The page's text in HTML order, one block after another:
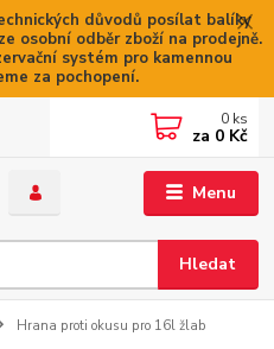
důvodů posílat balíky
osobní odběr zboží na prodejně.
systém pro kamennou
za pochopení.
Menu
Hledat
0 ks
za 0 Kč
Hrana proti okusu pro 16l žlab